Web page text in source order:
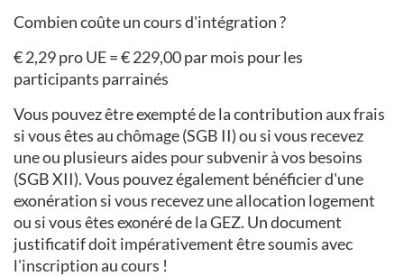
Combien coûte un cours d'intégration ?
€ 2,29 pro UE = € 229,00 par mois pour les
participants parrainés
Vous pouvez être exempté de la contribution aux frais
si vous êtes au chômage (SGB II) ou si vous recevez
une ou plusieurs aides pour subvenir à vos besoins
(SGB XII). Vous pouvez également bénéficier d'une
exonération si vous recevez une allocation logement
ou si vous êtes exonéré de la GEZ. Un document
justificatif doit impérativement être soumis avec
l'inscription au cours !